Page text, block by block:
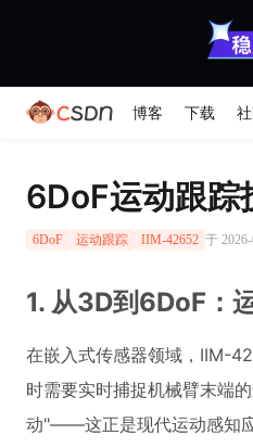
博客 下载
6DoF运动跟踪
6DoF 运动跟踪 IIM-42652 于
1. 从3D到6DoF：
在嵌入式传感器领域，IIM-
时需要实时捕捉机械臂末端
动"——这正是现代运动感知应